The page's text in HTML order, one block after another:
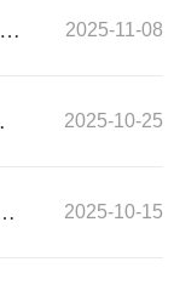
2025-11-08
2025-10-25
2025-10-15